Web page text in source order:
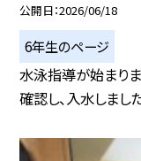
公開日 2026/06/18
6年生のページ
水泳指導が始まり
確認し、入水しまし